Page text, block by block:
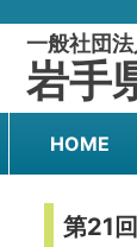
一般社団法
岩手
HOME
第21